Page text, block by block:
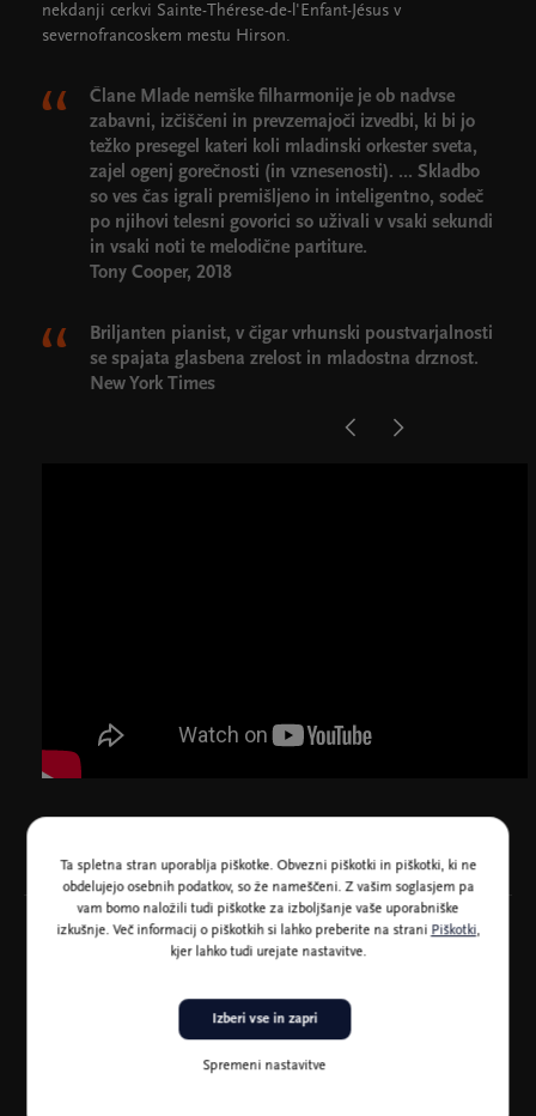
nekdanji cerkvi Sainte-Thérese-de-l'Enfant-Jésus v
severnofrancoskem mestu Hirson.
Člane Mlade nemške filharmonije je ob nadvse
zabavni, izčiščeni in prevzemajoči izvedbi, ki bi jo
težko presegel kateri koli mladinski orkester sveta,
zajel ogenj gorečnosti (in vznesenosti). ... Skladbo
so ves čas igrali premišljeno in inteligentno, sodeč
po njihovi telesni govorici so uživali v vsaki sekundi
in vsaki noti te melodične partiture.
Tony Cooper, 2018
Briljanten pianist, v čigar vrhunski poustvarjalnosti
se spajata glasbena zrelost in mladostna drznost.
New York Times
Glavni pokrovitelj Zlatega abonmaja
Ta spletna stran uporablja piškotke. Obvezni piškotki in piškotki, ki ne
obdelujejo osebnih podatkov, so že nameščeni. Z vašim soglasjem pa
vam bomo naložili tudi piškotke za izboljšanje vaše uporabniške
izkušnje. Več informacij o piškotkih si lahko preberite na strani Piškotki,
kjer lahko tudi urejate nastavitve.
Spremeni nastavitve
Izberi vse in zapri